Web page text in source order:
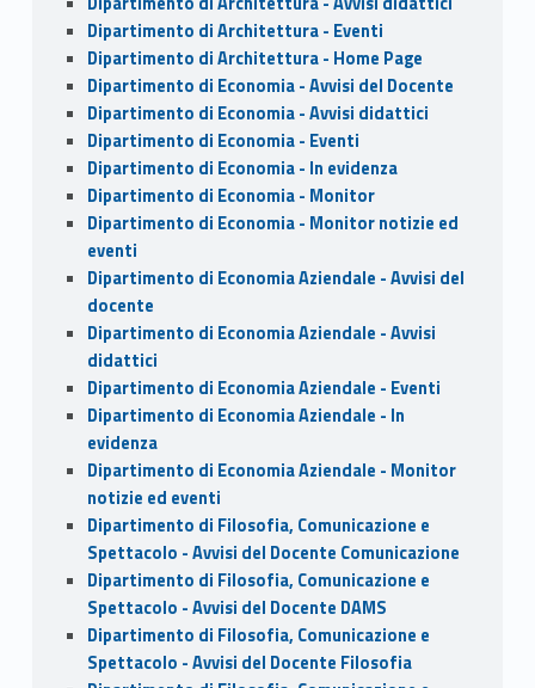
Dipartimento di Architettura - Eventi
Dipartimento di Architettura - Home Page
Dipartimento di Economia - Avvisi del Docente
Dipartimento di Economia - Avvisi didattici
Dipartimento di Economia - Eventi
Dipartimento di Economia - In evidenza
Dipartimento di Economia - Monitor
Dipartimento di Economia - Monitor notizie ed
eventi
Dipartimento di Economia Aziendale - Avvisi del
docente
Dipartimento di Economia Aziendale - Avvisi
didattici
Dipartimento di Economia Aziendale - Eventi
Dipartimento di Economia Aziendale - In
evidenza
Dipartimento di Economia Aziendale - Monitor
notizie ed eventi
Dipartimento di Filosofia, Comunicazione e
Spettacolo - Avvisi del Docente Comunicazione
Dipartimento di Filosofia, Comunicazione e
Spettacolo - Avvisi del Docente DAMS
Dipartimento di Filosofia, Comunicazione e
Spettacolo - Avvisi del Docente Filosofia